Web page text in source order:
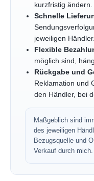
kurzfristig ändern.
Schnelle
jeweiligen Händler.
Flexible
möglich sind,
Rückgabe und
Reklamation und
den Händler, bei
Maßgeblich sind
des jeweiligen
Bezugsquelle und
Verkauf durch mich.